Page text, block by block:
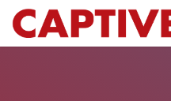
Se rendre au contenu